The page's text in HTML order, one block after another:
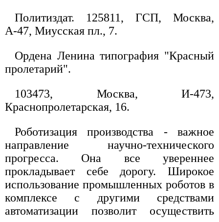
Политиздат. 125811, ГСП, Москва,
А-47, Миусская пл., 7.
Ордена Ленина типография "Красный
пролетарий".
103473, Москва, И-473,
Краснопролетарская, 16.
Роботизация производства - важное
направление научно-технического
прогресса. Она все увереннее
прокладывает себе дорогу. Широкое
использование промышленных роботов в
комплексе с другими средствами
автоматизации позволит осуществить